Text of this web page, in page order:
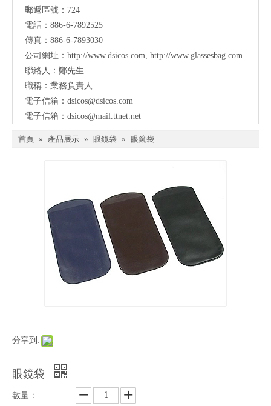
郵遞區號：724
電話：886-6-7892525
傳真：886-6-7893030
公司網址： http://www.dsicos.com http://www.glassesbag.com
聯絡人：鄭先生
職稱：業務負責人
電子信箱： dsicos@dsicos.com
電子信箱： dsicos@mail.ttnet.net
首頁 » 產品展示 » 眼鏡袋 » 眼鏡袋
分享到:
眼鏡袋
數量：